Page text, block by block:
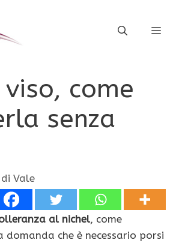
viso, come
senza
di Vale
al nichel, come
domanda che è necessario porsi